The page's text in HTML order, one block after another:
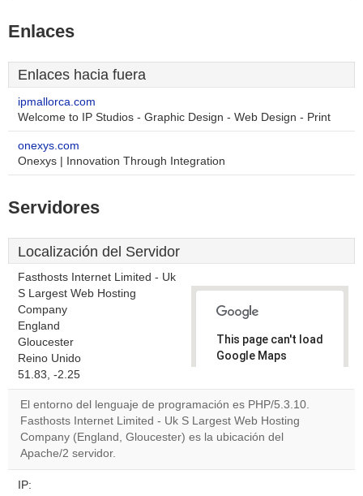
Enlaces
Enlaces hacia fuera
ipmallorca.com
Welcome to IP Studios - Graphic Design - Web Design - Print
onexys.com
Onexys | Innovation Through Integration
Servidores
Localización del Servidor
Fasthosts Internet Limited - Uk
S Largest Web Hosting
Company
England
Gloucester
Reino Unido
51.83, -2.25
This page can't load
Google Maps
Do you
own this
website?
El entorno del lenguaje de programación es PHP/5.3.10.
Fasthosts Internet Limited - Uk S Largest Web Hosting
Company (England, Gloucester) es la ubicación del
Apache/2 servidor.
IP: